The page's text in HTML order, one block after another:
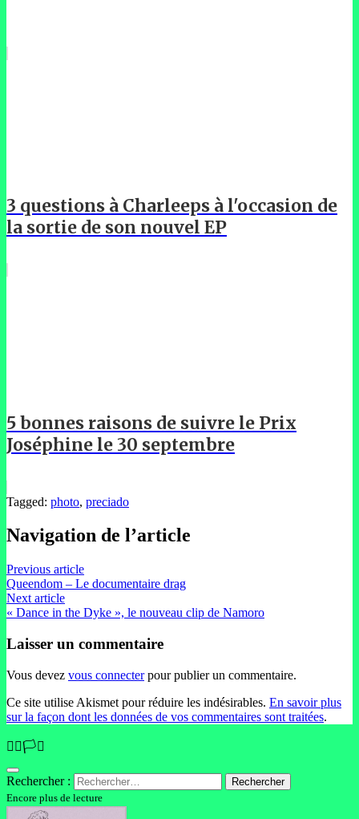
3 questions à Charleeps à l'occasion de
la sortie de son nouvel EP
5 bonnes raisons de suivre le Prix
Joséphine le 30 septembre
Tagged: photo, preciado
Navigation de l’article
Previous article
Queendom – Le documentaire drag
Next article
« Dance in the Dyke », le nouveau clip de Namoro
Laisser un commentaire
Vous devez vous connecterpour publier un commentaire.
Ce site utilise Akismet pour réduire les indésirables. En savoir plus
sur la façon dont les données de vos commentaires sont traitées.
🏳️‍🌈🏳️‍⚧️
Rechercher :
Encore plus de lecture